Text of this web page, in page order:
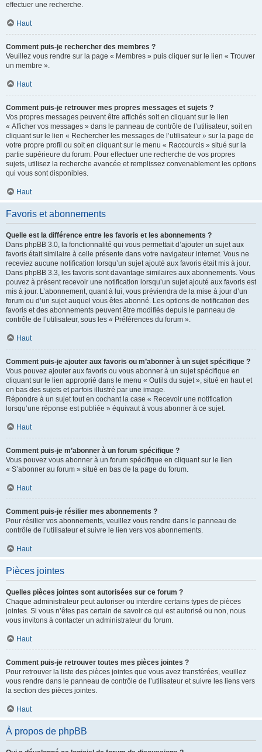
effectuer une recherche.
Haut
Comment puis-je rechercher des membres ?
Veuillez vous rendre sur la page « Membres » puis cliquer sur le lien « Trouver
un membre ».
Haut
Comment puis-je retrouver mes propres messages et sujets ?
Vos propres messages peuvent être affichés soit en cliquant sur le lien
« Afficher vos messages » dans le panneau de contrôle de l’utilisateur, soit en
cliquant sur le lien « Rechercher les messages de l’utilisateur » sur la page de
votre propre profil ou soit en cliquant sur le menu « Raccourcis » situé sur la
partie supérieure du forum. Pour effectuer une recherche de vos propres
sujets, utilisez la recherche avancée et remplissez convenablement les options
qui vous sont disponibles.
Haut
Favoris et abonnements
Quelle est la différence entre les favoris et les abonnements ?
Dans phpBB 3.0, la fonctionnalité qui vous permettait d’ajouter un sujet aux
favoris était similaire à celle présente dans votre navigateur internet. Vous ne
receviez aucune notification lorsqu’un sujet ajouté aux favoris était mis à jour.
Dans phpBB 3.3, les favoris sont davantage similaires aux abonnements. Vous
pouvez à présent recevoir une notification lorsqu’un sujet ajouté aux favoris est
mis à jour. L’abonnement, quant à lui, vous préviendra de la mise à jour d’un
forum ou d’un sujet auquel vous êtes abonné. Les options de notification des
favoris et des abonnements peuvent être modifiés depuis le panneau de
contrôle de l’utilisateur, sous les « Préférences du forum ».
Haut
Comment puis-je ajouter aux favoris ou m’abonner à un sujet spécifique ?
Vous pouvez ajouter aux favoris ou vous abonner à un sujet spécifique en
cliquant sur le lien approprié dans le menu « Outils du sujet », situé en haut et
en bas des sujets et parfois illustré par une image.
Répondre à un sujet tout en cochant la case « Recevoir une notification
lorsqu’une réponse est publiée » équivaut à vous abonner à ce sujet.
Haut
Comment puis-je m’abonner à un forum spécifique ?
Vous pouvez vous abonner à un forum spécifique en cliquant sur le lien
« S’abonner au forum » situé en bas de la page du forum.
Haut
Comment puis-je résilier mes abonnements ?
Pour résilier vos abonnements, veuillez vous rendre dans le panneau de
contrôle de l’utilisateur et suivre le lien vers vos abonnements.
Haut
Pièces jointes
Quelles pièces jointes sont autorisées sur ce forum ?
Chaque administrateur peut autoriser ou interdire certains types de pièces
jointes. Si vous n’êtes pas certain de savoir ce qui est autorisé ou non, nous
vous invitons à contacter un administrateur du forum.
Haut
Comment puis-je retrouver toutes mes pièces jointes ?
Pour retrouver la liste des pièces jointes que vous avez transférées, veuillez
vous rendre dans le panneau de contrôle de l’utilisateur et suivre les liens vers
la section des pièces jointes.
Haut
À propos de phpBB